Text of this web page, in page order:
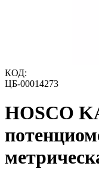
КОД:
ЦБ-00014273
HOSCO